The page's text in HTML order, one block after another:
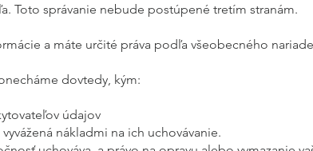
Toto správanie nebude postúpené tretím stranám.
a máte určité práva podľa všeobecného
dovtedy, kým:
údajov
nákladmi na ich uchovávanie.